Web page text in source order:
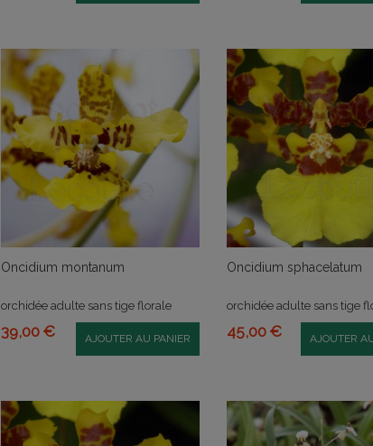
Oncidium montanum
orchidée adulte sans tige florale
39,00 € AJOUTER AU PANIER
Oncidium sphacelatum
orchidée adulte sans tige
45,00 € AJOUTER